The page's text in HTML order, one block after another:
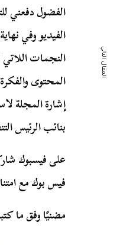
الفضول دفعني
الفيديو وفي
النجمات
المحتوى
إشارة المجلة
بنائب الرئيس
على فيسبوك
فيس بوك مع
مضنيًا وفق ما
المقال التالي